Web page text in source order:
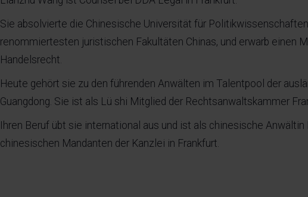
Sie absolvierte die Chinesische Universität für
renommiertesten juristischen Fakultäten Chinas, und erwarb einen
Handelsrecht.
Heute gehört sie zu den führenden Anwälten im Talentpool der
Guangdong. Sie ist als Lü shi Mitglied der Rechtsanwaltskammer
Ihren Beruf übt sie international aus und ist als chinesische
chinesischen Mandanten der Kanzlei in Frankfurt.